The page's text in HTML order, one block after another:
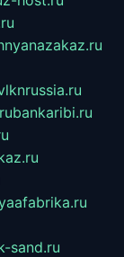
bankaribi.ru
sand.ru